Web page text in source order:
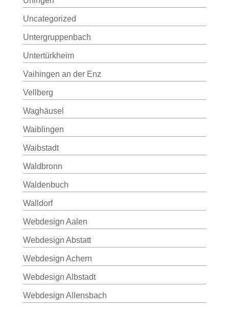
Uncategorized
Untergruppenbach
Untertürkheim
Vaihingen an der Enz
Vellberg
Waghäusel
Waiblingen
Waibstadt
Waldbronn
Waldenbuch
Walldorf
Webdesign Aalen
Webdesign Abstatt
Webdesign Achern
Webdesign Albstadt
Webdesign Allensbach